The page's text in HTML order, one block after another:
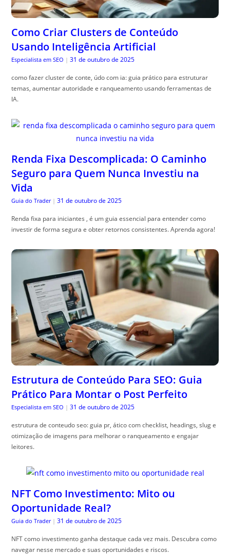
Como Criar Clusters de Conteúdo
Usando Inteligência Artificial
Especialista em SEO | 31 de outubro de 2025
como fazer cluster de conte, údo com ia: guia prático para estruturar
temas, aumentar autoridade e ranqueamento usando ferramentas de
IA.
Renda Fixa Descomplicada: O Caminho
Seguro para Quem Nunca Investiu na
Vida
Guia do Trader | 31 de outubro de 2025
Renda fixa para iniciantes , é um guia essencial para entender como
investir de forma segura e obter retornos consistentes. Aprenda agora!
Estrutura de Conteúdo Para SEO: Guia
Prático Para Montar o Post Perfeito
Especialista em SEO | 31 de outubro de 2025
estrutura de conteudo seo: guia pr, ático com checklist, headings, slug e
otimização de imagens para melhorar o ranqueamento e engajar
leitores.
NFT Como Investimento: Mito ou
Oportunidade Real?
Guia do Trader | 31 de outubro de 2025
NFT como investimento ganha destaque cada vez mais. Descubra como
navegar nesse mercado e suas oportunidades e riscos.